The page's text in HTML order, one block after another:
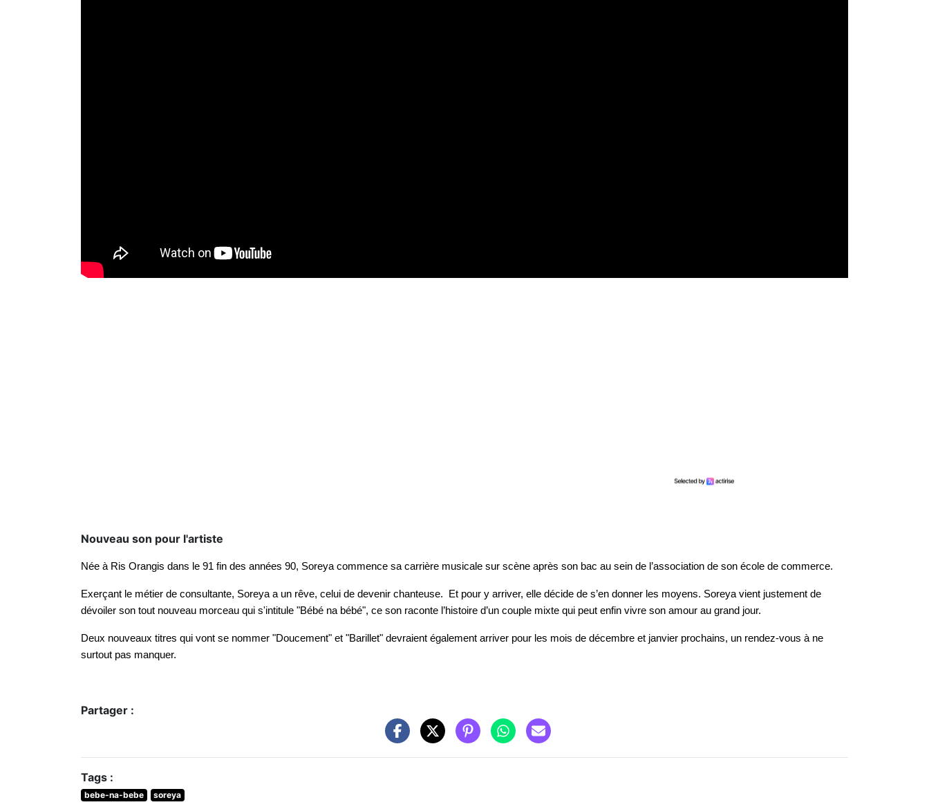
Nouveau son pour l'artiste
Née à Ris Orangis dans le 91 fin des années 90, Soreya commence sa carrière musicale sur scène après son bac au sein de l’association de son école de commerce.
Exerçant le métier de consultante, Soreya a un rêve, celui de devenir chanteuse. Et pour y arriver, elle décide de s’en donner les moyens. Soreya vient justement de
dévoiler son tout nouveau morceau qui s'intitule "Bébé na bébé", ce son raconte l’histoire d’un couple mixte qui peut enfin vivre son amour au grand jour.
Deux nouveaux titres qui vont se nommer "Doucement" et "Barillet" devraient également arriver pour les mois de décembre et janvier prochains, un rendez-vous à ne
surtout pas manquer.
Partager :
Tags :
bebe-na-bebe soreya